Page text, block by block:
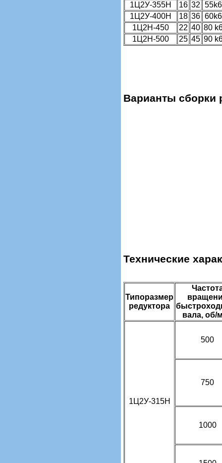
1Ц2У-355Н
16 32 55k6
1Ц2У-400Н
18 36 60k6
1Ц2Н-450
22 40 80
1Ц2Н-500
25 45 90
Варианты сборки
Технические
Типоразмер
редуктора
вала, об/
1Ц2У-315Н
500
750
1000